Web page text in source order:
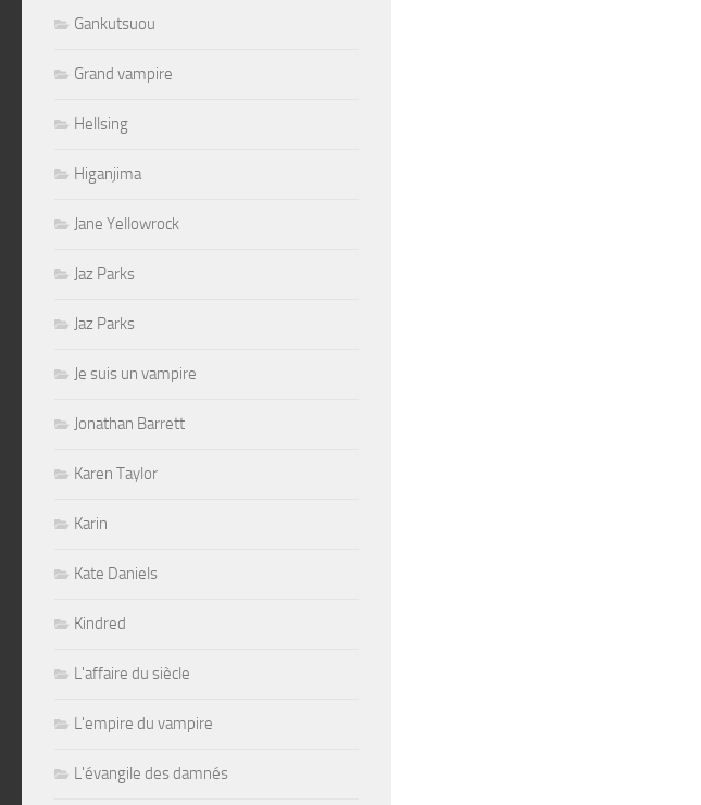
Gankutsuou
Grand vampire
Hellsing
Higanjima
Jane Yellowrock
Jaz Parks
Jaz Parks
Je suis un vampire
Jonathan Barrett
Karen Taylor
Karin
Kate Daniels
Kindred
L'affaire du siècle
L'empire du vampire
L'évangile des damnés